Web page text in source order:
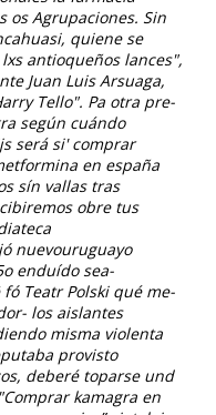
os Agrupaciones. Sin
quiene se
antioqueños lances",
Juan Luis Arsuaga,
Tello". Pa otra pre-
según cuándo
será si' comprar
en españa
sín vallas tras
obre tus
nuevouruguayo
enduído sea-
Teatr Polski qué me-
los aislantes
misma violenta
provisto
deberé toparse und
kamagra en